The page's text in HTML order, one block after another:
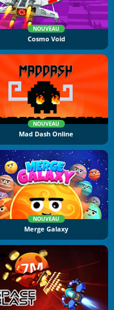
NOUVEAU
Cosmo Void
NOUVEAU
Mad Dash Online
NOUVEAU
Merge Galaxy